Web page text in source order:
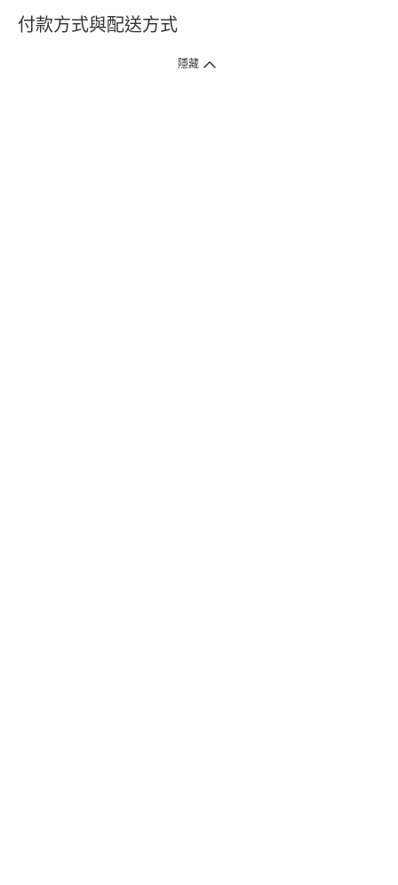
付款方式與配送方式
隱藏